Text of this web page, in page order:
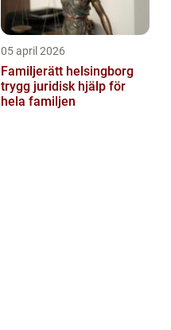
05 april 2026
Familjerätt helsingborg
trygg juridisk hjälp för
hela familjen